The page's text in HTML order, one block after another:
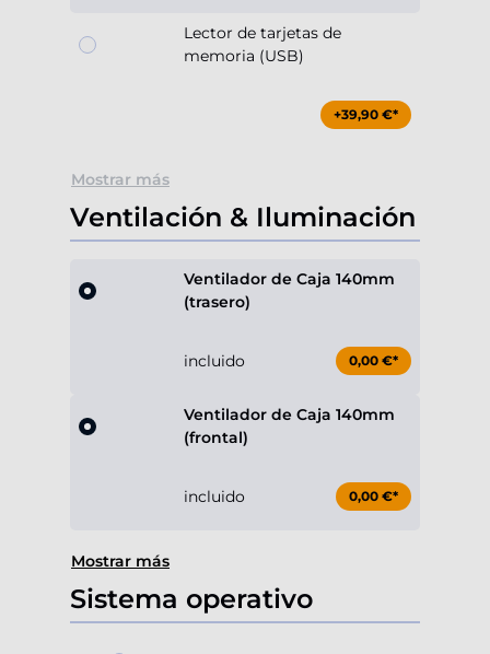
Lector de tarjetas de
memoria (USB)
+39,90 €*
Mostrar más
Ventilación & Iluminación
Ventilador de Caja 140mm
(trasero)
incluido 0,00 €*
Ventilador de Caja 140mm
(frontal)
incluido 0,00 €*
Mostrar más
Sistema operativo